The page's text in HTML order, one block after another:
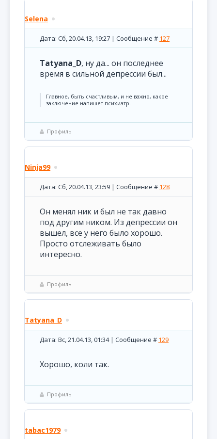
Selena
Дата: Сб, 20.04.13, 19:27 | Сообщение # 127
Tatyana_D, ну да... он последнее
время в сильной депрессии был...
Главное, быть счастливым, и не важно, какое
заключение напишет психиатр.
Профиль
Ninja99
Дата: Сб, 20.04.13, 23:59 | Сообщение # 128
Он менял ник и был не так давно
под другим ником. Из депрессии он
вышел, все у него было хорошо.
Просто отслеживать было
интересно.
Профиль
Tatyana_D
Дата: Вс, 21.04.13, 01:34 | Сообщение # 129
Хорошо, коли так.
Профиль
tabac1979